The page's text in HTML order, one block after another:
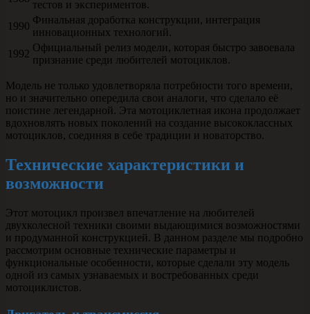
тестов и экспериментов.
1990
Финальная доработка конструкции, интеграция
инновационных технологий.
1992
Официальный релиз модели, которая быстро завоевала
признание среди любителей мотоциклов.
Модель не только удовлетворяла потребности того времени,
но и значительно опередила свои аналоги, что сделало её
поистине легендарной. Эта мотоциклетная икона продолжает
вдохновлять новых поколений на создание высококлассных
мотоциклов, соединяя в себе традиции и новаторство.
Технические характеристики и
возможности
Этот мотоцикл произвел впечатление на любителей
двухколесной техники своими выдающимися возможностями
и продуманной конструкцией. В данном разделе мы подробно
рассмотрим основные технические параметры и
функциональные особенности, которые сделали эту модель
одной из самых узнаваемых и востребованных среди
мотоциклистов.